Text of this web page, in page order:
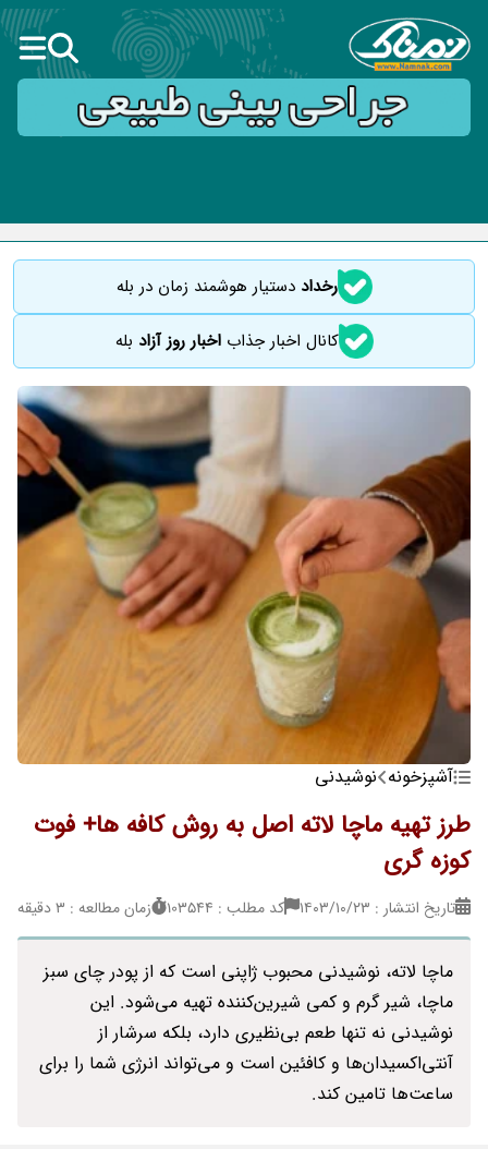
رخداددستیار هوشمند زمان در بله
کانال اخبار جذاباخبار روز آزاد بله
آشپزخونه نوشیدنی
طرز تهیه ماچا لاته اصل به روش کافه ها+ فوت
کوزه گری
تاریخ انتشار : ۱۴۰۳/۱۰/۲۳ کد مطلب : 103544 زمان مطالعه : 3 دقیقه
ماچا لاته، نوشیدنی محبوب ژاپنی است که از پودر چای سبز
ماچا، شیر گرم و کمی شیرین‌کننده تهیه می‌شود. این
نوشیدنی نه تنها طعم بی‌نظیری دارد، بلکه سرشار از
آنتی‌اکسیدان‌ها و کافئین است و می‌تواند انرژی شما را برای
ساعت‌ها تامین کند.